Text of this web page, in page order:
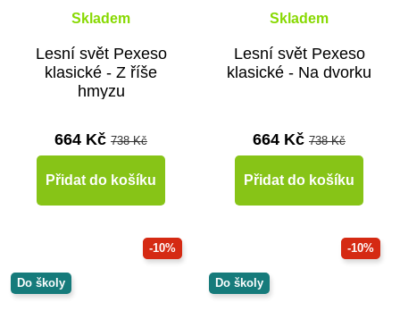
Skladem
Lesní svět Pexeso
klasické - Z říše
hmyzu
664 Kč 738 Kč
Přidat do košíku
Skladem
Lesní svět Pexeso
klasické - Na dvorku
664 Kč 738 Kč
Přidat do košíku
-10%
Do školy
-10%
Do školy